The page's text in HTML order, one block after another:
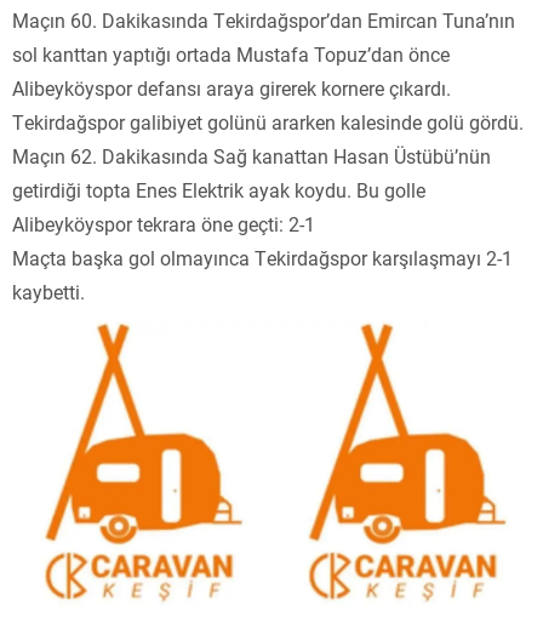
Maçın 60. Dakikasında Tekirdağspor’dan Emircan Tuna’nın
sol kanttan yaptığı ortada Mustafa Topuz’dan önce
Alibeyköyspor defansı araya girerek kornere çıkardı.
Tekirdağspor galibiyet golünü ararken kalesinde golü gördü.
Maçın 62. Dakikasında Sağ kanattan Hasan Üstübü’nün
getirdiği topta Enes Elektrik ayak koydu. Bu golle
Alibeyköyspor tekrara öne geçti: 2-1
Maçta başka gol olmayınca Tekirdağspor karşılaşmayı 2-1
kaybetti.